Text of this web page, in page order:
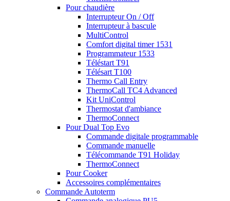
Pour chaudière
Interrupteur On / Off
Interrupteur à bascule
MultiControl
Comfort digital timer 1531
Programmateur 1533
Téléstart T91
Télésart T100
Thermo Call Entry
ThermoCall TC4 Advanced
Kit UniControl
Thermostat d'ambiance
ThermoConnect
Pour Dual Top Evo
Commande digitale programmable
Commande manuelle
Télécommande T91 Holiday
ThermoConnect
Pour Cooker
Accessoires complémentaires
Commande Autoterm